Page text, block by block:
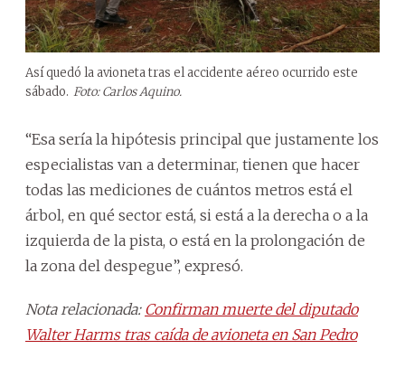
Así quedó la avioneta tras el accidente aéreo ocurrido este
sábado. Foto: Carlos Aquino.
“Esa sería la hipótesis principal que justamente los
especialistas van a determinar, tienen que hacer
todas las mediciones de cuántos metros está el
árbol, en qué sector está, si está a la derecha o a la
izquierda de la pista, o está en la prolongación de
la zona del despegue”, expresó.
Nota relacionada: Confirman muerte del diputado
Walter Harms tras caída de avioneta en San Pedro